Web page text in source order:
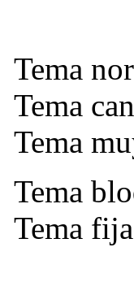
Tema
Tema
Tema
Tema
Tema